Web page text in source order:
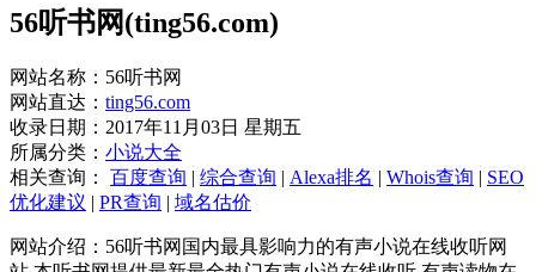
56听书网(ting56.com)
网站名称：56听书网
网站直达： ting56.com
收录日期：2017年11月03日 星期五
所属分类： 小说大全
相关查询： 百度查询 | 综合查询 | Alexa排名 | Whois查询 | SEO
优化建议 | PR查询 | 域名估价
网站介绍：56听书网国内最具影响力的有声小说在线收听网